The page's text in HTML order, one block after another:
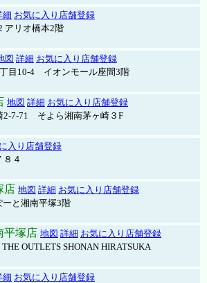
細 お気に入り店舗登録
アリオ橋本2階
図 詳細 お気に入り店舗登録
目10-4 イオンモール座間3階
地図 詳細 お気に入り店舗登録
そよら湘南茅ヶ崎３F
入り店舗登録
４
店 地図 詳細 お気に入り店舗登録
と湘南平塚3階
平塚店 地図 詳細 お気に入り店舗登録
OUTLETS SHONAN HIRATSUKA
細 お気に入り店舗登録